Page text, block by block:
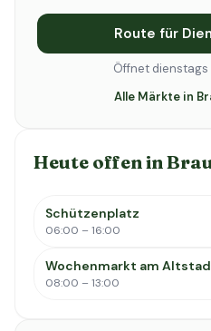
Route für
Öffnet
Alle Märkte in
Heute offen in
Schützenplatz
06:00 – 16:00
Wochenmarkt am
08:00 – 13:00